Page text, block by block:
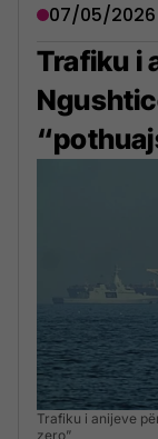
07/05/2026
Trafiku i
Trafiku i anijeve
zero”